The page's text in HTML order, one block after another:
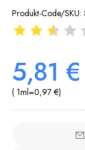
Produkt-Code/SKU:
5,81 €
( 1ml=0,97 €)